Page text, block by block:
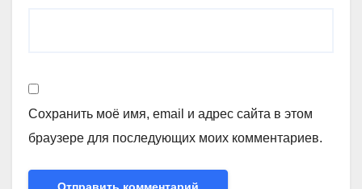
Сохранить моё имя, email и адрес сайта в этом
браузере для последующих моих комментариев.